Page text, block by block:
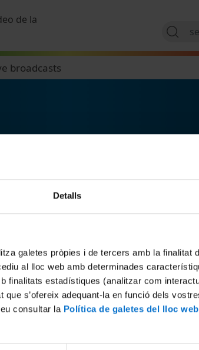
Detalls
galetes pròpies i de tercers amb la finalitat
al lloc web amb determinades
finalitats estadístiques (analitzar com
s’ofereix adequant-la en funció dels
consultar la Política de galetes del lloc
de la
broadcasts